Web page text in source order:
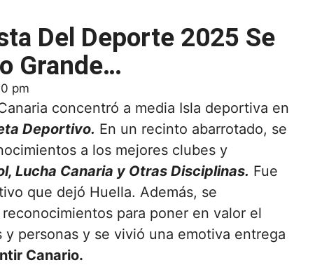
Del Deporte 2025 Se
Grande…
pm
concentró a media Isla deportiva en
Deportivo. En un recinto abarrotado, se
a los mejores clubes y
Lucha Canaria y Otras Disciplinas. Fue
que dejó Huella. Además, se
para poner en valor el
personas y se vivió una emotiva entrega
Canario.